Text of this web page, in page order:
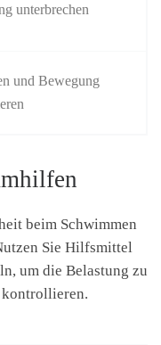
unterbrechen
und Bewegung
beim Schwimmen
Sie Hilfsmittel
um die Belastung zu
kontrollieren.